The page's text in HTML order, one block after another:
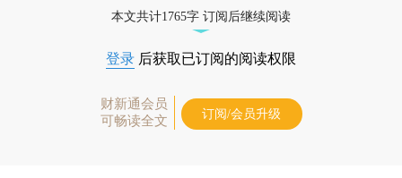
本文共计1765字 订阅后继续阅读
登录 后获取已订阅的阅读权限
财新通会员
可畅读全文
订阅/会员升级